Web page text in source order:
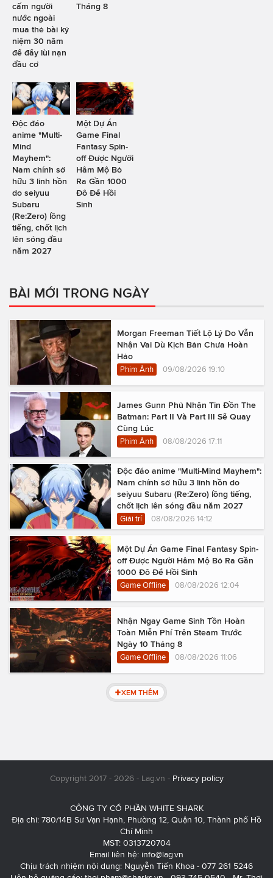
cấm người
nước ngoài
mua thẻ bài kỷ
niệm 30 năm
để đẩy lùi nạn
đầu cơ
Tháng 8
Độc đáo
anime "Multi-
Mind
Mayhem":
Nam chính sở
hữu 3 linh hồn
do seiyuu
Subaru
(Re:Zero) lồng
tiếng, chốt lịch
lên sóng đầu
năm 2027
Một Dự Án
Game Final
Fantasy Spin-
off Được Người
Hâm Mộ Bỏ
Ra Gần 1000
Đô Để Hồi
Sinh
BÀI MỚI TRONG NGÀY
Morgan Freeman Tiết Lộ Lý Do Vẫn
Nhận Vai Dù Kịch Bản Chưa Hoàn
Hảo
Phim Ảnh 09/08/2026 19:10
James Gunn Phủ Nhận Tin Đồn The
Batman: Part II Và Part III Sẽ Quay
Cùng Lúc
Phim Ảnh 08/08/2026 17:11
Độc đáo anime "Multi-Mind Mayhem":
Nam chính sở hữu 3 linh hồn do
seiyuu Subaru (Re:Zero) lồng tiếng,
chốt lịch lên sóng đầu năm 2027
Giải trí 08/08/2026 14:12
Một Dự Án Game Final Fantasy Spin-
off Được Người Hâm Mộ Bỏ Ra Gần
1000 Đô Để Hồi Sinh
Game Offline 08/08/2026 12:04
Nhận Ngay Game Sinh Tồn Hoàn
Toàn Miễn Phí Trên Steam Trước
Ngày 10 Tháng 8
Game Offline 08/08/2026 11:06
XEM THÊM
Copyright 2017 - 2026 - Lag.vn - Privacy policy
CÔNG TY CỔ PHẦN WHITE SHARK
Địa chỉ: 780/14B Sư Vạn Hạnh, Phường 12, Quận 10, Thành phố Hồ
Chí Minh
MST: 0313720704
Email liên hệ: info@lag.vn
Chịu trách nhiệm nội dung: Nguyễn Tiến Khoa - 077 261 5246